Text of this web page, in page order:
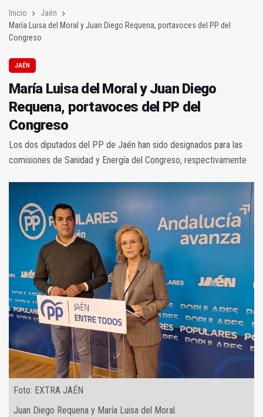
Inicio
Jaén
María Luisa del Moral y Juan Diego Requena, portavoces del PP del
Congreso
JAÉN
María Luisa del Moral y Juan Diego
Requena, portavoces del PP del
Congreso
Los dos diputados del PP de Jaén han sido designados para las
comisiones de Sanidad y Energía del Congreso, respectivamente
Foto: EXTRA JAÉN
Juan Diego Requena y María Luisa del Moral.